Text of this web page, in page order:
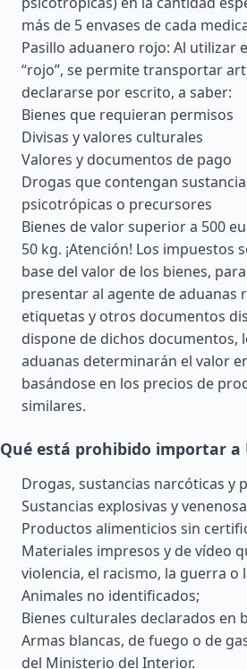
más de 5 envases de cada
Pasillo aduanero rojo: Al utilizar
“rojo”, se permite transportar
declararse por escrito, a saber:
Bienes que requieran permisos
Divisas y valores culturales
Valores y documentos de pago
Drogas que contengan
psicotrópicas o precursores
Bienes de valor superior a 500
50 kg. ¡Atención! Los impuestos
base del valor de los bienes,
presentar al agente de aduanas
etiquetas y otros documentos
dispone de dichos documentos,
aduanas determinarán el valor
basándose en los precios de
similares.
Qué está prohibido importar a
Drogas, sustancias narcóticas y
Sustancias explosivas y
Productos alimenticios sin
Materiales impresos y de vídeo
violencia, el racismo, la guerra o
Animales no identificados;
Bienes culturales declarados en
Armas blancas, de fuego o de
del Ministerio del Interior.